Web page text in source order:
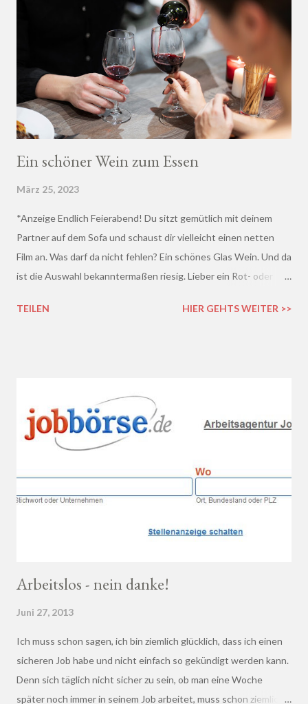
Ein schöner Wein zum Essen
März 25, 2023
*Anzeige Endlich Feierabend! Du sitzt gemütlich mit deinem
Partner auf dem Sofa und schaust dir vielleicht einen netten
Film an. Was darf da nicht fehlen? Ein schönes Glas Wein. Und da
ist die Auswahl bekanntermaßen riesig. Lieber ein Rot- oder
lieblich? Du hast die Qual der Wahl :D Wenn du so wie ich kaum
TEILEN HIER GEHTS WEITER >>
Arbeitslos - nein danke!
Juni 27, 2013
Ich muss schon sagen, ich bin ziemlich glücklich, dass ich einen
sicheren Job habe und nicht einfach so gekündigt werden kann.
Denn sich täglich nicht sicher zu sein, ob man eine Woche
später noch immer in seinem Job arbeitet, muss schon ziemlich